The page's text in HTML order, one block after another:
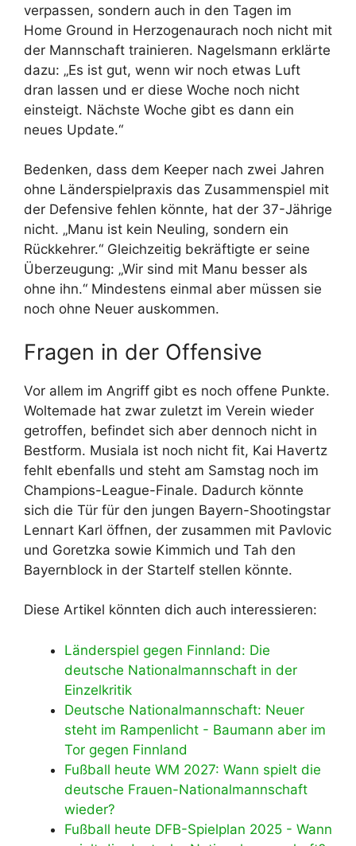
verpassen, sondern auch in den Tagen im
Home Ground in Herzogenaurach noch nicht mit
der Mannschaft trainieren. Nagelsmann erklärte
dazu: „Es ist gut, wenn wir noch etwas Luft
dran lassen und er diese Woche noch nicht
einsteigt. Nächste Woche gibt es dann ein
neues Update.“
Bedenken, dass dem Keeper nach zwei Jahren
ohne Länderspielpraxis das Zusammenspiel mit
der Defensive fehlen könnte, hat der 37-Jährige
nicht. „Manu ist kein Neuling, sondern ein
Rückkehrer.“ Gleichzeitig bekräftigte er seine
Überzeugung: „Wir sind mit Manu besser als
ohne ihn.“ Mindestens einmal aber müssen sie
noch ohne Neuer auskommen.
Fragen in der Offensive
Vor allem im Angriff gibt es noch offene Punkte.
Woltemade hat zwar zuletzt im Verein wieder
getroffen, befindet sich aber dennoch nicht in
Bestform. Musiala ist noch nicht fit, Kai Havertz
fehlt ebenfalls und steht am Samstag noch im
Champions-League-Finale. Dadurch könnte
sich die Tür für den jungen Bayern-Shootingstar
Lennart Karl öffnen, der zusammen mit Pavlovic
und Goretzka sowie Kimmich und Tah den
Bayernblock in der Startelf stellen könnte.
Diese Artikel könnten dich auch interessieren:
Länderspiel gegen Finnland: Die
deutsche Nationalmannschaft in der
Einzelkritik
Deutsche Nationalmannschaft: Neuer
steht im Rampenlicht - Baumann aber im
Tor gegen Finnland
Fußball heute WM 2027: Wann spielt die
deutsche Frauen-Nationalmannschaft
wieder?
Fußball heute DFB-Spielplan 2025 - Wann